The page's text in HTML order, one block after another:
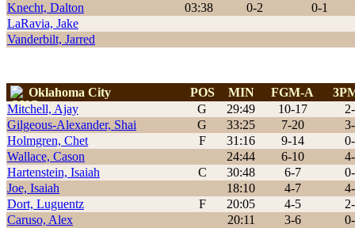
Knecht, Dalton
03:38 0-2
0-1
LaRavia, Jake
Vanderbilt, Jarred
Oklahoma City POS MIN FGM-A
Mitchell, Ajay
G 29:49 10-17
Gilgeous-Alexander, Shai
G 33:25 7-20
Holmgren, Chet
F 31:16 9-14
Wallace, Cason
24:44 6-10
Hartenstein, Isaiah
C 30:48 6-7
Joe, Isaiah
18:10 4-7
Dort, Luguentz
F 20:05 4-5
Caruso, Alex
20:11 3-6